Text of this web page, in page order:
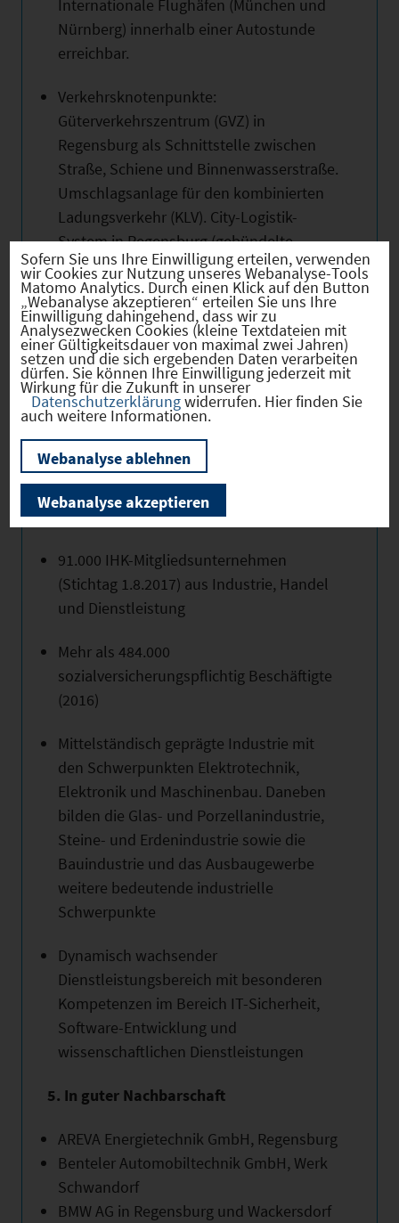
Internationale Flughäfen (München und
Nürnberg) innerhalb einer Autostunde
erreichbar.
Verkehrsknotenpunkte:
Güterverkehrszentrum (GVZ) in
Regensburg als Schnittstelle zwischen
Straße, Schiene und Binnenwasserstraße.
Umschlagsanlage für den kombinierten
Ladungsverkehr (KLV). City-Logistik-
System in Regensburg (gebündelte
Warenanlieferung rund um die Uhr).
4. Wirtschaftsstruktur und Dynamik
Nach der Grenzöffnung Wirtschaftsraum
mit vielfältigen, intensiven
Wachstumsimpulsen. Bildung
grenzübergreifender
Wertschöpfungsketten
Bruttoinlandsprodukt von ca. 45,5 Mrd. €
(2015).).
91.000 IHK-Mitgliedsunternehmen
(Stichtag 1.8.2017) aus Industrie, Handel
und Dienstleistung
Mehr als 484.000
sozialversicherungspflichtig Beschäftigte
(2016)
Mittelständisch geprägte Industrie mit
den Schwerpunkten Elektrotechnik,
Elektronik und Maschinenbau. Daneben
bilden die Glas- und Porzellanindustrie,
Steine- und Erdenindustrie sowie die
Bauindustrie und das Ausbaugewerbe
weitere bedeutende industrielle
Schwerpunkte
Dynamisch wachsender
Dienstleistungsbereich mit besonderen
Kompetenzen im Bereich IT-Sicherheit,
Software-Entwicklung und
wissenschaftlichen Dienstleistungen
5. In guter Nachbarschaft
AREVA Energietechnik GmbH, Regensburg
Benteler Automobiltechnik GmbH, Werk
Schwandorf
BMW AG in Regensburg und Wackersdorf
Sofern Sie uns Ihre Einwilligung erteilen, verwenden
wir Cookies zur Nutzung unseres Webanalyse-Tools
Matomo Analytics. Durch einen Klick auf den Button
„Webanalyse akzeptieren“ erteilen Sie uns Ihre
Einwilligung dahingehend, dass wir zu
Analysezwecken Cookies (kleine Textdateien mit
einer Gültigkeitsdauer von maximal zwei Jahren)
setzen und die sich ergebenden Daten verarbeiten
dürfen. Sie können Ihre Einwilligung jederzeit mit
Wirkung für die Zukunft in unserer
Datenschutzerklärungwiderrufen. Hier finden Sie
auch weitere Informationen.
Webanalyse ablehnen
Webanalyse akzeptieren